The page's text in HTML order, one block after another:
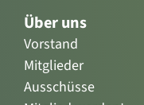
Über uns
Vorstand
Mitglieder
Ausschüsse